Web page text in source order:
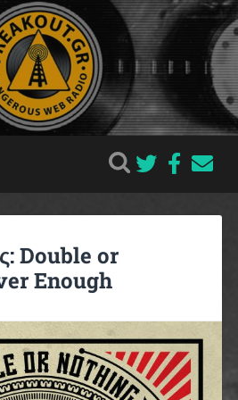
Double or
Enough